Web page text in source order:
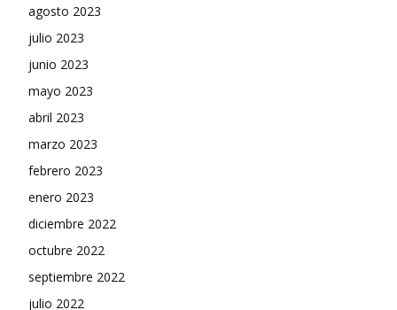
agosto 2023
julio 2023
junio 2023
mayo 2023
abril 2023
marzo 2023
febrero 2023
enero 2023
diciembre 2022
octubre 2022
septiembre 2022
julio 2022